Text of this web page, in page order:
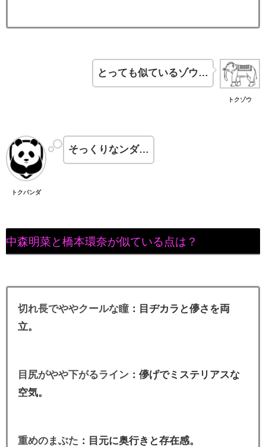
トクゾウ
とっても似ているゾウ…
トクパンダ
そっくりなンダ…
中森明菜と橋本環奈が似ている点は？
切れ長でややクールな瞳 ：目ヂカラと儚さを両
立。
目尻がやや下がるライン ：儚げでミステリアスな
空気。
重めのまぶた ：目元に奥行きと存在感。